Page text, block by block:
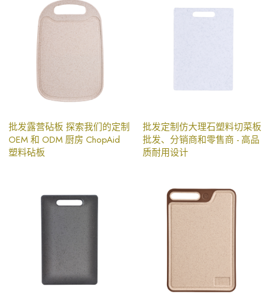
批发露营砧板 探索我们的定制
OEM 和 ODM 厨房 ChopAid
塑料砧板
批发定制仿大理石塑料切菜板
批发、分销商和零售商 - 高品
质耐用设计